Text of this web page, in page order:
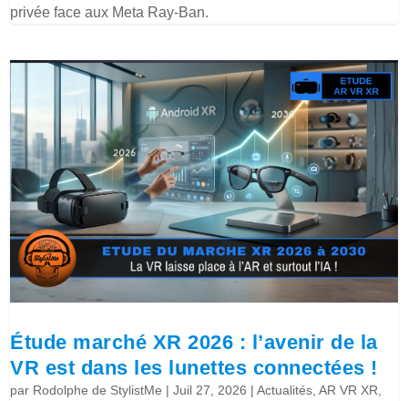
privée face aux Meta Ray-Ban.
Étude marché XR 2026 : l’avenir de la
VR est dans les lunettes connectées !
par Rodolphe de StylistMe |Juil 27, 2026 |Actualités,AR VR XR,